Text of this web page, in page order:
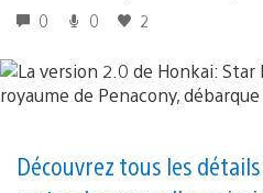
0 0 2
Découvrez tous les